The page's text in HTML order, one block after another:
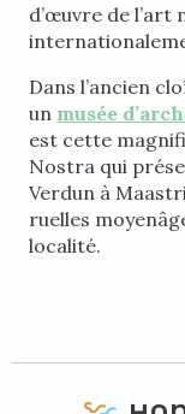
d’œuvre de
Dans l’ancien
un musée
est cette
Nostra qui
Verdun à
ruelles
localité.